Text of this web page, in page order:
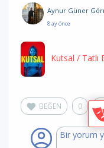
Aynur Güner
8 ay önce
Kutsal / Tatlı
BEĞEN 0